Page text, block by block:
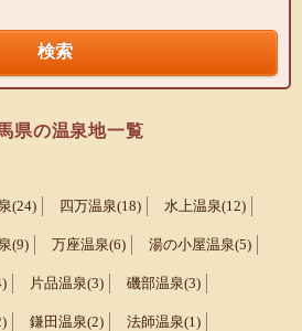
県の温泉地一覧
(24) 四万温泉(18) 水上温泉(12)
(9) 万座温泉(6) 湯の小屋温泉(5)
片品温泉(3) 磯部温泉(3)
鎌田温泉(2) 法師温泉(1)